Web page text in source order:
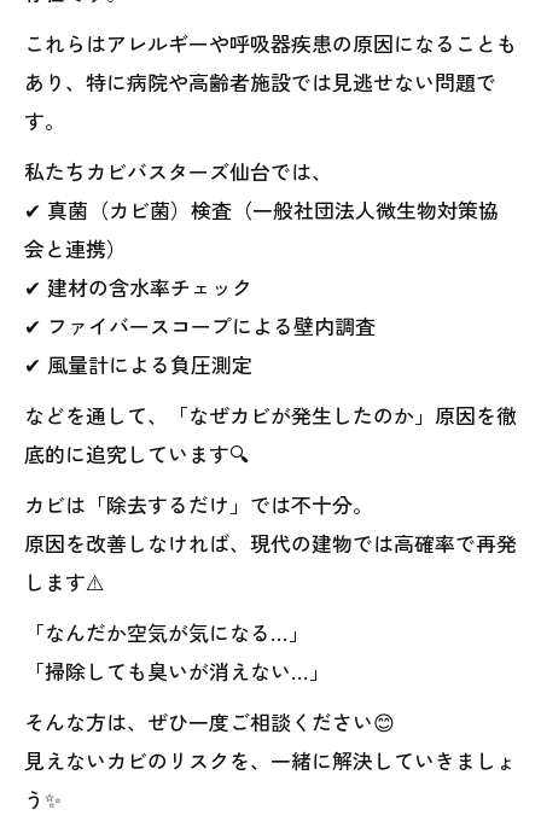
これらはアレルギーや呼吸器疾患の原因になることも
あり、特に病院や高齢者施設では見逃せない問題で
す。
私たちカビバスターズ仙台では、
✔ 真菌（カビ菌）検査（一般社団法人微生物対策協
会と連携）
✔ 建材の含水率チェック
✔ ファイバースコープによる壁内調査
✔ 風量計による負圧測定
などを通して、「なぜカビが発生したのか」原因を徹
底的に追究しています🔍
カビは「除去するだけ」では不十分。
原因を改善しなければ、現代の建物では高確率で再発
します⚠️
「なんだか空気が気になる…」
「掃除しても臭いが消えない…」
そんな方は、ぜひ一度ご相談ください😊
見えないカビのリスクを、一緒に解決していきましょ
う✨